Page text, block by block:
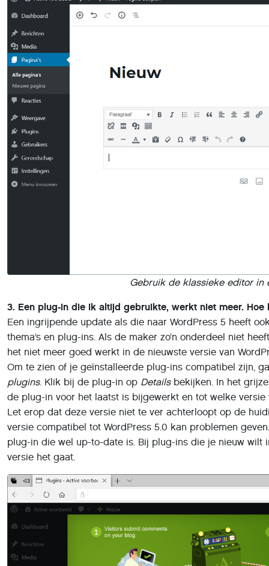
Gebruik de klassieke editor in
3. Een plug-in die ik altijd gebruikte, werkt niet meer. Hoe
Een ingrijpende update als die naar WordPress 5 heeft
thema’s en plug-ins. Als de maker zo’n onderdeel niet
het niet meer goed werkt in de nieuwste versie van
Om te zien of je geïnstalleerde plug-ins compatibel zijn,
plugins. Klik bij de plug-in op Detailsbekijken. In het
de plug-in voor het laatst is bijgewerkt en tot welke versie
Let erop dat deze versie niet te ver achterloopt op de
versie compatibel tot WordPress 5.0 kan problemen
plug-in die wel up-to-date is. Bij plug-ins die je nieuw wilt
versie het gaat.